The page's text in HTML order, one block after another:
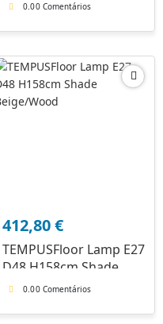
0.00 Comentários
412,80€
TEMPUSFloor Lamp E27
D48 H158cm Shade
Beige/Wood
0.00 Comentários